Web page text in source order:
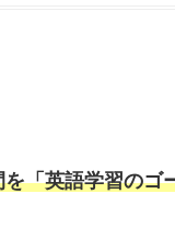
「英語学習のゴ